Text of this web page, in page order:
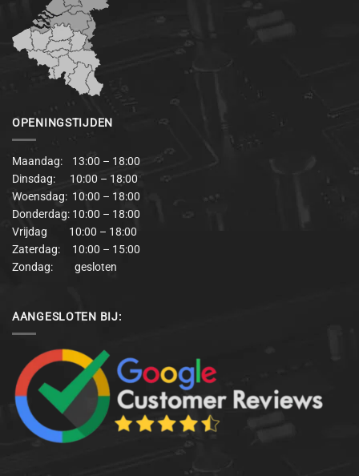
OPENINGSTIJDEN
Maandag: 13:00 – 18:00
Dinsdag: 10:00 – 18:00
Woensdag: 10:00 – 18:00
Donderdag: 10:00 – 18:00
Vrijdag 10:00 – 18:00
Zaterdag: 10:00 – 15:00
Zondag: gesloten
AANGESLOTEN BIJ: